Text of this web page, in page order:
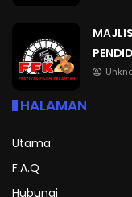
HALAMAN
Utama
F.A.Q
Hubungi